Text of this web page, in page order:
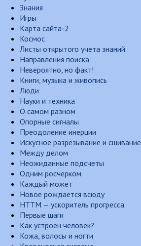
Знания
Игры
Карта сайта-2
Космос
Листы открытого учета знаний
Направления поиска
Невероятно, но факт!
Книги, музыка и живопись
Люди
Науки и техника
О самом разном
Опорные сигналы
Преодоление инерции
Искусное разрезывание и сшивание
Между делом
Неожиданные подсчеты
Одним росчерком
Каждый может
Новое рождается всюду
НТТМ — ускоритель прогресса
Первые шаги
Как устроен человек?
Кожа, волосы и ногти